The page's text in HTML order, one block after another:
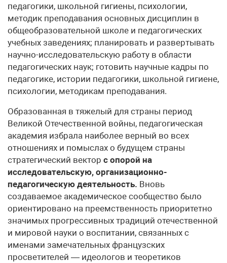
педагогики, школьной гигиены, психологии,
методик преподавания основных дисциплин в
общеобразовательной школе и педагогических
учебных заведе­ниях; планировать и развертывать
научно-исследовательскую работу в области
педагогических наук; готовить научные кадры по
педагогике, истории педагогики, школьной гигиене,
психологии, методикам преподавания.
Образованная в тяжелый для страны период
Великой Отечественной войны, пе­дагогическая
академия избрала наиболее верный во всех
отношениях и помыслах о будущем страны
стратегический вектор с опорой на
исследовательскую, организа­ционно-
педагогическую деятельность. Вновь
создаваемое академическое сообщество было
ориентировано на преемственность приоритетно
значимых прогрессивных тра­диций отечественной
и мировой науки о воспитании, связанных с
именами замеча­тельных французских
просветителей — идеологов и теоретиков